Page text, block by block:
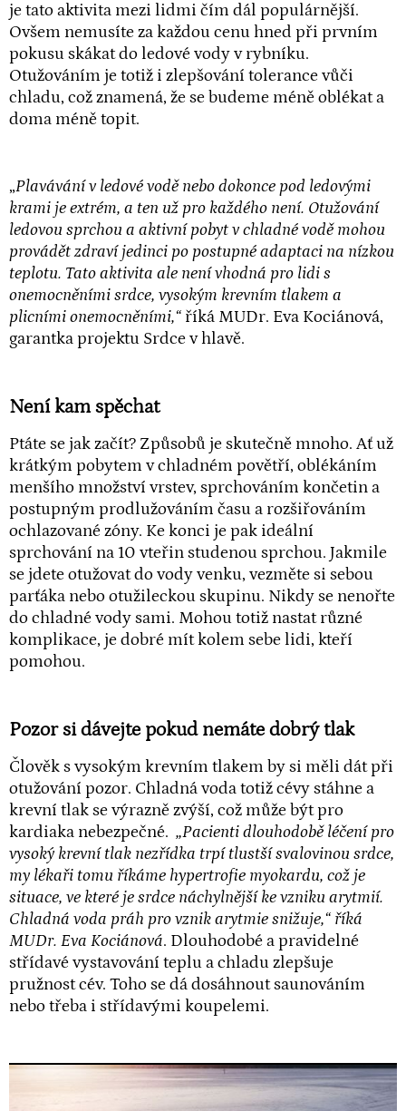
je tato aktivita mezi lidmi čím dál populárnější.
Ovšem nemusíte za každou cenu hned při prvním
pokusu skákat do ledové vody v rybníku.
Otužováním je totiž i zlepšování tolerance vůči
chladu, což znamená, že se budeme méně oblékat a
doma méně topit.
„Plavávání v ledové vodě nebo dokonce pod ledovými
krami je extrém, a ten už pro každého není. Otužování
ledovou sprchou a aktivní pobyt v chladné vodě mohou
provádět zdraví jedinci po postupné adaptaci na nízkou
teplotu. Tato aktivita ale není vhodná pro lidi s
onemocněními srdce, vysokým krevním tlakem a
plicními onemocněními,“ říká MUDr. Eva Kociánová,
garantka projektu Srdce v hlavě.
Není kam spěchat
Ptáte se jak začít? Způsobů je skutečně mnoho. Ať už
krátkým pobytem v chladném povětří, oblékáním
menšího množství vrstev, sprchováním končetin a
postupným prodlužováním času a rozšiřováním
ochlazované zóny. Ke konci je pak ideální
sprchování na 10 vteřin studenou sprchou. Jakmile
se jdete otužovat do vody venku, vezměte si sebou
parťáka nebo otužileckou skupinu. Nikdy se nenořte
do chladné vody sami. Mohou totiž nastat různé
komplikace, je dobré mít kolem sebe lidi, kteří
pomohou.
Pozor si dávejte pokud nemáte dobrý tlak
Člověk s vysokým krevním tlakem by si měli dát při
otužování pozor. Chladná voda totiž cévy stáhne a
krevní tlak se výrazně zvýší, což může být pro
kardiaka nebezpečné. „Pacienti dlouhodobě léčení pro
vysoký krevní tlak nezřídka trpí tlustší svalovinou srdce,
my lékaři tomu říkáme hypertrofie myokardu, což je
situace, ve které je srdce náchylnější ke vzniku arytmií.
Chladná voda práh pro vznik arytmie snižuje,“ říká
MUDr. Eva Kociánová. Dlouhodobé a pravidelné
střídavé vystavování teplu a chladu zlepšuje
pružnost cév. Toho se dá dosáhnout saunováním
nebo třeba i střídavými koupelemi.